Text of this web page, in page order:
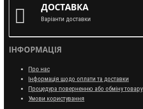
ДОСТАВКА
Варіанти доставки
ІНФОРМАЦІЯ
Про нас
Інформація щодо оплати та доставки
Процедура поверненню або обміну товару
Умови користування